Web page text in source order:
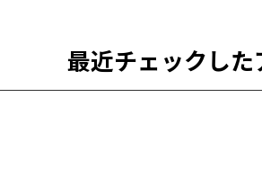
最近チェックした